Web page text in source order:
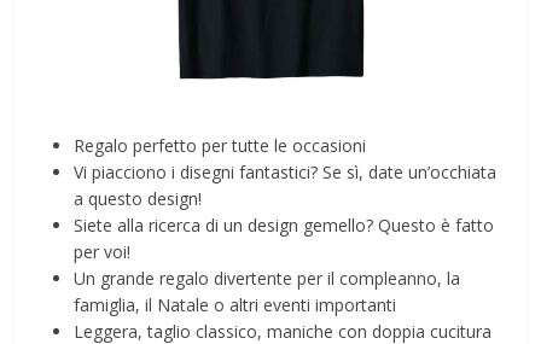
Regalo perfetto per tutte le occasioni
Vi piacciono i disegni fantastici? Se sì, date un’occhiata
a questo design!
Siete alla ricerca di un design gemello? Questo è fatto
per voi!
Un grande regalo divertente per il compleanno, la
famiglia, il Natale o altri eventi importanti
Leggera, taglio classico, maniche con doppia cucitura